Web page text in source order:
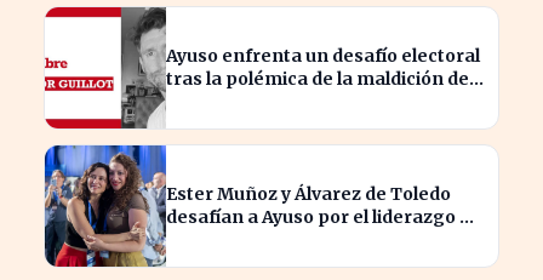
Ayuso enfrenta un desafío electoral
tras la polémica de la maldición de
Ester Muñoz y Álvarez de Toledo
desafían a Ayuso por el liderazgo de